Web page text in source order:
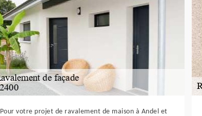
Pour votre projet de ravalement de maison à Andel et